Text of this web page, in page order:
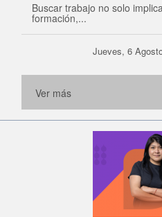
Buscar trabajo no solo
formación,...
Jueves, 6
Ver más